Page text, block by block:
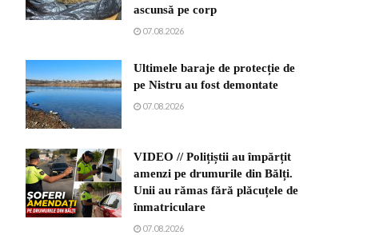
ascunsă pe corp
07.08.2026
Ultimele baraje de protecție de
pe Nistru au fost demontate
07.08.2026
VIDEO // Polițiștii au împărțit
amenzi pe drumurile din Bălți.
Unii au rămas fără plăcuțele de
înmatriculare
07.08.2026